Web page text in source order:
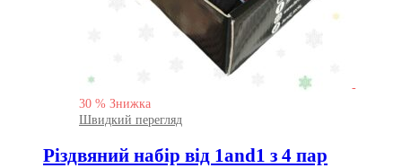
-
30 % Знижка
Швидкий перегляд
Різдвяний набір від 1and1 з 4 пар